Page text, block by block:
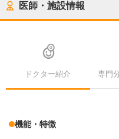
医師・施設情報
ドクター紹介 専門
機能・特徴